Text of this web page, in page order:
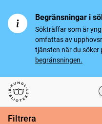
Begränsningar i
Sökträffar som är
omfattas av
tjänsten när du söker
begränsningen.
Svenska tidningar
Filtrera